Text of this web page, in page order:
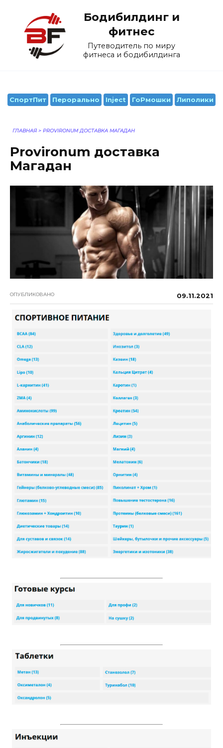
содержанию
Бодибилдинг и
фитнес
Путеводитель по миру
фитнеса и бодибилдинга
СпортПит Перорально Inject ГоРмошки Липолики
ГЛАВНАЯ > PROVIRONUM ДОСТАВКА МАГАДАН
Provironum доставка
Магадан
ОПУБЛИКОВАНО 09.11.2021